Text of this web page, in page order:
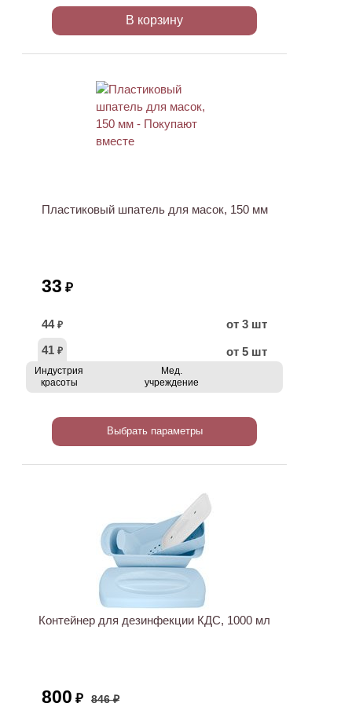
В корзину
Пластиковый шпатель для масок, 150 мм
33 ₽
44 ₽
от 3 шт
41 ₽ от 5 шт
Индустрия
красоты
Мед.
учреждение
Выбрать параметры
Контейнер для дезинфекции КДС, 1000 мл
800 ₽ 846 ₽